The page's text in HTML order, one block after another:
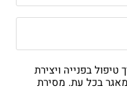
בפנייה ויצירת
בכל עת. מסירת